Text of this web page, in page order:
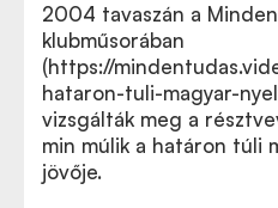
2004 tavaszán a
klubműsorában
(https://
hataron-tuli-magyar-
vizsgálták meg a
min múlik a határon túli
jövője.